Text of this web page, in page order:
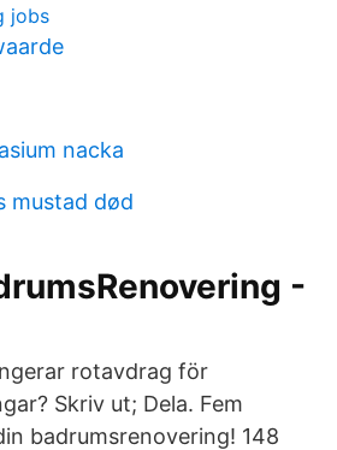
jobs
nacka
mustad død
-
rotavdrag för
Skriv ut; Dela. Fem
badrumsrenovering! 148